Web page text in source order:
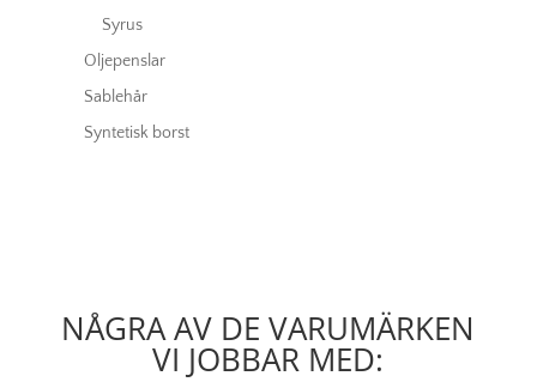
Syrus
Oljepenslar
Sablehår
Syntetisk borst
NÅGRA AV DE VARUMÄRKEN
VI JOBBAR MED: